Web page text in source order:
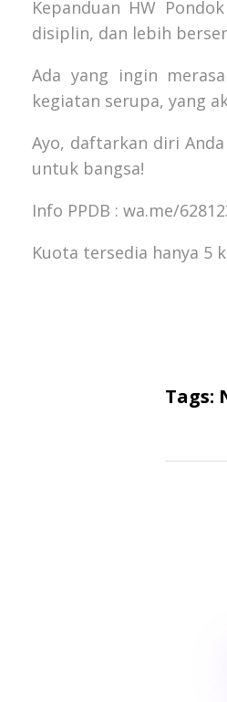
Kepanduan HW
disiplin, dan lebih
Ada yang ingin
kegiatan serupa, yang
Ayo, daftarkan diri
untuk bangsa!
Info PPDB : wa.me/
Kuota tersedia hanya 5
Tags: